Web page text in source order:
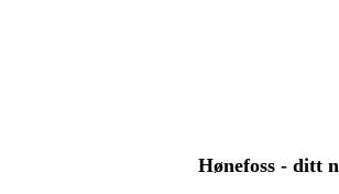
Hønefoss - ditt